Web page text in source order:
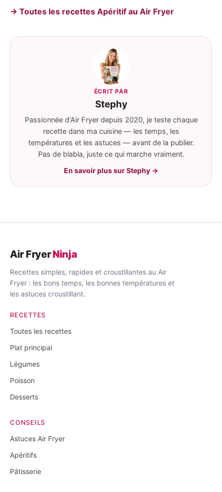
→ Toutes les recettes Apéritif au Air Fryer
ÉCRIT PAR
Stephy
Passionnée d'Air Fryer depuis 2020, je teste chaque
recette dans ma cuisine — les temps, les
températures et les astuces — avant de la publier.
Pas de blabla, juste ce qui marche vraiment.
En savoir plus sur Stephy →
Air FryerNinja
Recettes simples, rapides et croustillantes au Air
Fryer : les bons temps, les bonnes températures et
les astuces croustillant.
RECETTES
Toutes les recettes
Plat principal
Légumes
Poisson
Desserts
CONSEILS
Astuces Air Fryer
Apéritifs
Pâtisserie